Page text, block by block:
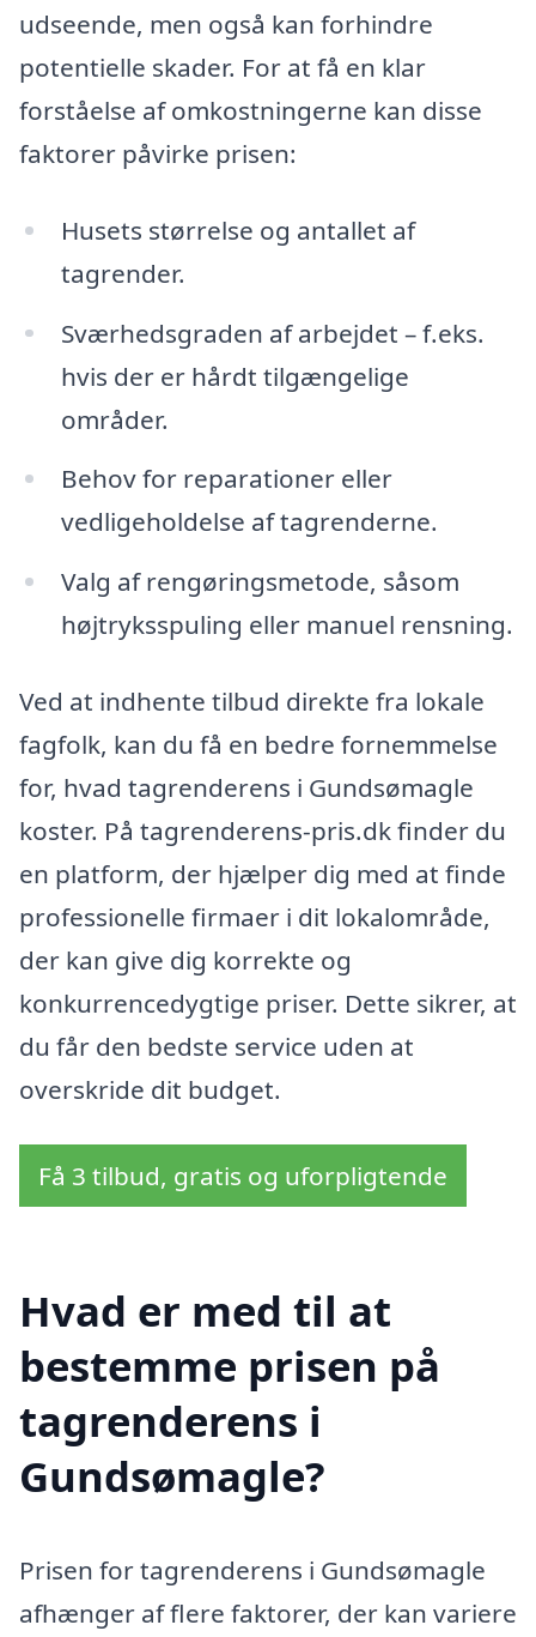
udseende, men også kan forhindre
potentielle skader. For at få en klar
forståelse af omkostningerne kan disse
faktorer påvirke prisen:
Husets størrelse og antallet af
tagrender.
Sværhedsgraden af arbejdet – f.eks.
hvis der er hårdt tilgængelige
områder.
Behov for reparationer eller
vedligeholdelse af tagrenderne.
Valg af rengøringsmetode, såsom
højtryksspuling eller manuel rensning.
Ved at indhente tilbud direkte fra lokale
fagfolk, kan du få en bedre fornemmelse
for, hvad tagrenderens i Gundsømagle
koster. På tagrenderens-pris.dk finder du
en platform, der hjælper dig med at finde
professionelle firmaer i dit lokalområde,
der kan give dig korrekte og
konkurrencedygtige priser. Dette sikrer, at
du får den bedste service uden at
overskride dit budget.
Få 3 tilbud, gratis og uforpligtende
Hvad er med til at
bestemme prisen på
tagrenderens i
Gundsømagle?
Prisen for tagrenderens i Gundsømagle
afhænger af flere faktorer, der kan variere